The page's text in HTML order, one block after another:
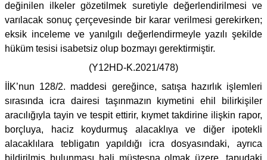
değinilen ilkeler gözetilmek suretiyle değerlendirilmesi ve
varılacak sonuç çerçevesinde bir karar verilmesi gerekirken;
eksik inceleme ve yanılgılı değerlendirmeyle yazılı şekilde
hüküm tesisi isabetsiz olup bozmayı gerektirmiştir.
(Y12HD-K.2021/478)
İİK’nun 128/2. maddesi gereğince, satışa hazırlık işlemleri
sırasında icra dairesi taşınmazın kıymetini ehil bilirkişiler
aracılığıyla tayin ve tespit ettirir, kıymet takdirine ilişkin rapor,
borçluya, haciz koydurmuş alacaklıya ve diğer ipotekli
alacaklılara tebligatın yapıldığı icra dosyasındaki, ayrıca